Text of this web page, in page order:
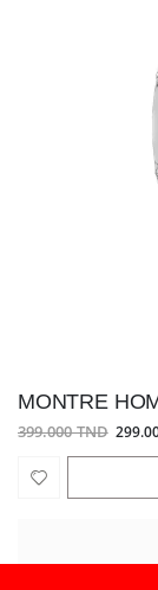
MONTRE
399.000 TND